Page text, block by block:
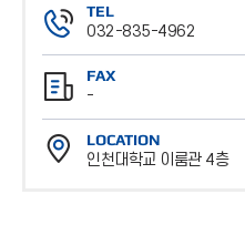
TEL
032-835-4962
전
화
번
호
FAX
-
팩
스
번
LOCATION
인천대학교 이룸관 4층